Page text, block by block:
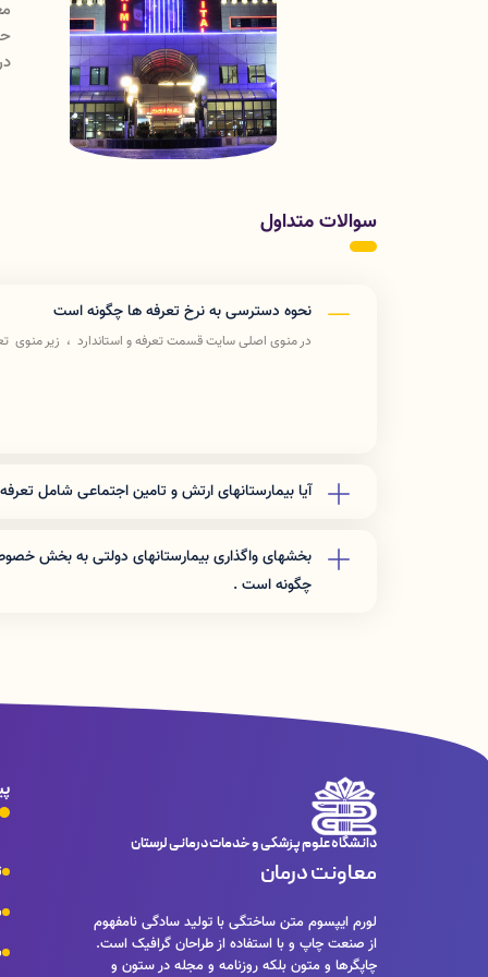
علوم پزشکی می باشد که سرپرستی امور مربوط به
دارد. این امور شامل برنامه ریزی و نظارت بر خدمات
سوالات متداول
نحوه دسترسی به نرخ تعرفه ها چگونه است
در منوی اصلی سایت قسمت تعرفه و استاندارد ، زیر
آیا بیمارستانهای ارتش و تامین اجتماعی شامل
بخشهای واگذاری بیمارستانهای دولتی به بخش
چگونه است .
دانشگاه علوم پزشکی و خدمات درمانی لرستان
معاونت درمان
لورم ایپسوم متن ساختگی با تولید سادگی نامفهوم
از صنعت چاپ و با استفاده از طراحان گرافیک است.
چاپگرها و متون بلکه روزنامه و مجله در ستون و